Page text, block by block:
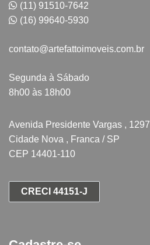
(11) 91510-7642
(16) 99640-5930
contato@artefattoimoveis.com.br
Segunda à Sábado
8h00 às 18h00
Avenida Presidente Vargas , 1297
Cidade Nova , Franca / SP
CEP 14401-110
CRECI 44151-J